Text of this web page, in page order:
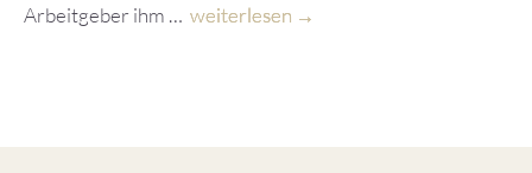
Arbeitgeber ihm … weiterlesen